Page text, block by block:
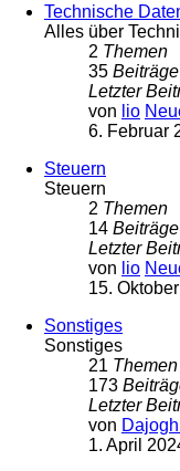
Technische
Alles über
2 Themen
35 Beiträge
Letzter
von lio
6. Februar
Steuern
Steuern
2 Themen
14 Beiträge
Letzter
von lio
15.
Sonstiges
Sonstiges
21 Themen
173
Letzter
von
1. April